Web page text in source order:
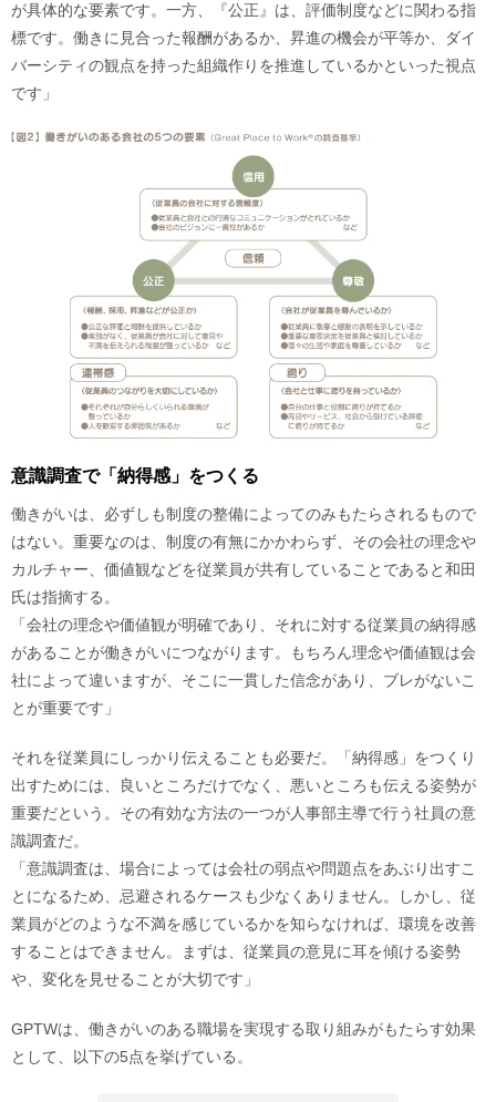
が具体的な要素です。一方、『公正』は、評価制度などに関わる指
標です。働きに見合った報酬があるか、昇進の機会が平等か、ダイ
バーシティの観点を持った組織作りを推進しているかといった視点
です」
意識調査で「納得感」をつくる
働きがいは、必ずしも制度の整備によってのみもたらされるもので
はない。重要なのは、制度の有無にかかわらず、その会社の理念や
カルチャー、価値観などを従業員が共有していることであると和田
氏は指摘する。
「会社の理念や価値観が明確であり、それに対する従業員の納得感
があることが働きがいにつながります。もちろん理念や価値観は会
社によって違いますが、そこに一貫した信念があり、ブレがないこ
とが重要です」
それを従業員にしっかり伝えることも必要だ。「納得感」をつくり
出すためには、良いところだけでなく、悪いところも伝える姿勢が
重要だという。その有効な方法の一つが人事部主導で行う社員の意
識調査だ。
「意識調査は、場合によっては会社の弱点や問題点をあぶり出すこ
とになるため、忌避されるケースも少なくありません。しかし、従
業員がどのような不満を感じているかを知らなければ、環境を改善
することはできません。まずは、従業員の意見に耳を傾ける姿勢
や、変化を見せることが大切です」
GPTWは、働きがいのある職場を実現する取り組みがもたらす効果
として、以下の5点を挙げている。